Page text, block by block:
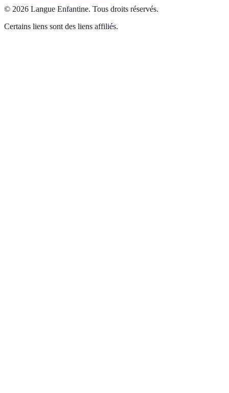
© 2026 Langue Enfantine. Tous droits réservés.
Certains liens sont des liens affiliés.